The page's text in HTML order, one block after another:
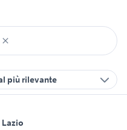
più rilevante
Lazio